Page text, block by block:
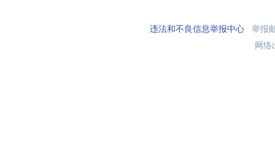
违法和不良信息举报中心举报
网